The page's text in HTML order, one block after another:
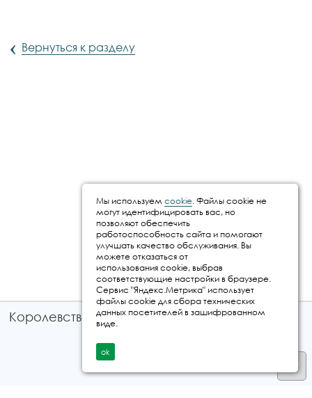
‹ Вернуться к разделу
Королевство путешествий © 2026
Мы используем cookie. Файлы cookie не
могут идентифицировать вас, но
позволяют обеспечить
работоспособность сайта и помогают
улучшать качество обслуживания. Вы
можете отказаться от
использования cookie, выбрав
соответствующие настройки в браузере.
Сервис "Яндекс.Метрика" использует
файлы cookie для сбора технических
данных посетителей в зашифрованном
виде.
ok